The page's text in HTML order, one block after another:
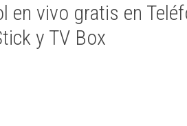
en vivo gratis en
y TV Box